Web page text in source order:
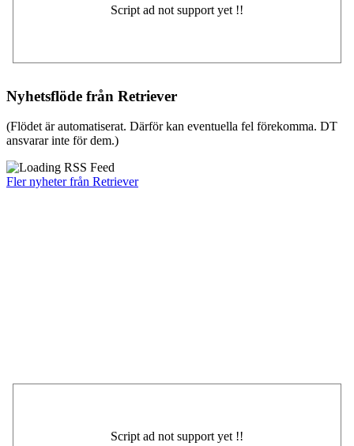
Nyhetsflöde från Retriever
(Flödet är automatiserat. Därför kan eventuella fel förekomma. DT
ansvarar inte för dem.)
Fler nyheter från Retriever